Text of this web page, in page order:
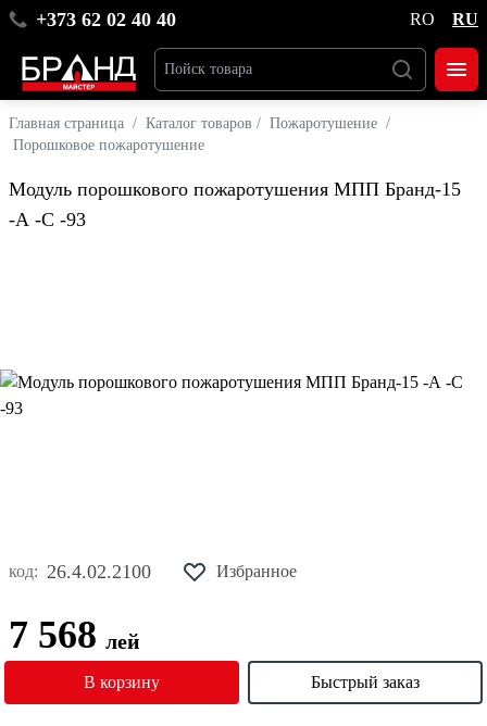
+373 62 02 40 40 RO RU
Главная страница / Каталог товаров / Пожаротушение /
Порошковое пожаротушение
Модуль порошкового пожаротушения МПП Бранд-15
-А -С -93
код: 26.4.02.2100 Избранное
7 568 лей
В корзину Быстрый заказ